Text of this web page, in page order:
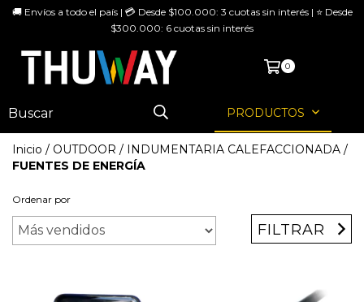
🚚 Envíos a todo el país | 💳 Desde $100.000: 3 cuotas sin interés | ⭐ Desde
$300.000: 6 cuotas sin interés
0
PRODUCTOS
Inicio / OUTDOOR / INDUMENTARIA CALEFACCIONADA /
FUENTES DE ENERGÍA
Ordenar por
FILTRAR